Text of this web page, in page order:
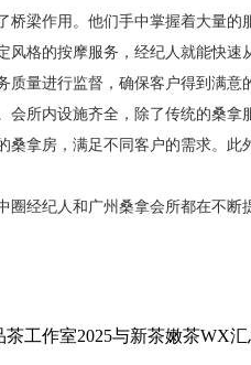
桥梁作用。他们手中掌握着大量
风格的按摩服务，经纪人就能快
量进行监督，确保客户得到满意
会所内设施齐全，除了传统的桑
拿房，满足不同客户的需求。此
经纪人和广州桑拿会所都在不断
工作室2025与新茶嫩茶WX汇